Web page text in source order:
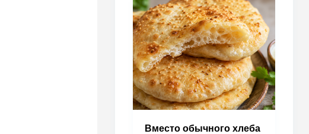
Вместо обычного хлеба